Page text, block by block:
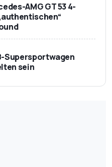
AMG GT 53 4-
Supersportwagen
sein